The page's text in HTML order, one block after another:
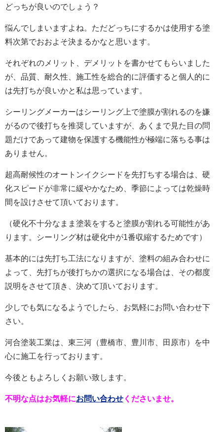
どっちが良いのでしょう？
悩んでしまいますよね。ただどっちにするかは使用する塗
料次第でおおよそ決まるかなと思います。
それぞれのメリット、デメリットを書かせてもらいました
が、品質、耐久性、施工性を総合的に評価すると個人的に
は先打ちが良いかと私は思っています。
シーリングメーカーはシーリング上で塗膜が割れるのを嫌
がるので後打ちを推奨していますが、あくまで見た目の問
題だけであって建物を保護する機能性が極端に落ちる事は
ありません。
超高耐候性のオートンイクシードを先打ちする場合は、硬
化スピードが非常に緩やかなため、季節によっては乾燥時
間を設けさせて頂いております。
（硬化不十分なまま塗装をすると塗膜が割れる可能性があ
ります。シーリング材は硬化中が1番収縮するためです）
基本的には先打ち工法になりますが、塗料の組み合わせに
よって、先打ちが後打ちかの選択になる場合は、 その都度
説明をさせて頂き、決めて頂いております。
少しでも気になるようでしたら、お気軽にお問い合わせ下
さい。
河合塗装工業は、東三河（豊橋市、豊川市、田原市）を中
心に施工を行っております。
今後ともよろしくお願い致します。
不明な点はお気軽にお問い合わせ くださいませ。